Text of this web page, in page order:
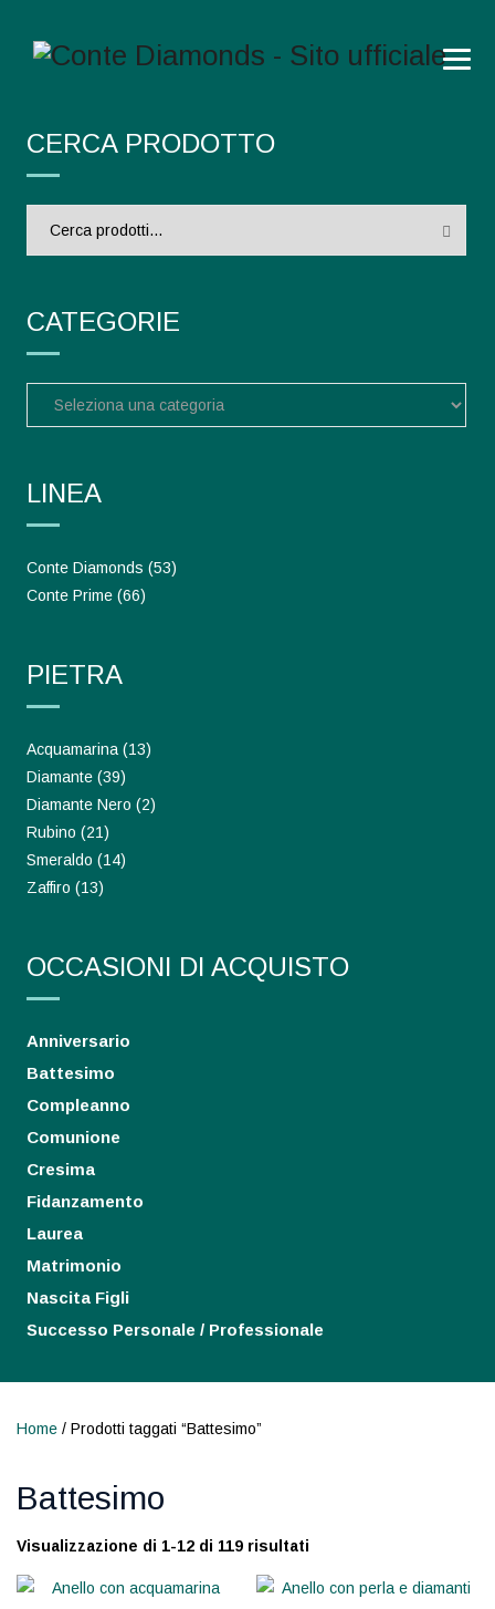
Home / Prodotti taggati “Battesimo”
Battesimo
Visualizzazione di 1-12 di 119 risultati
CERCA PRODOTTO
CATEGORIE
LINEA
Conte Diamonds (53)
Conte Prime (66)
PIETRA
Acquamarina (13)
Diamante (39)
Diamante Nero (2)
Rubino (21)
Smeraldo (14)
Zaffiro (13)
OCCASIONI DI ACQUISTO
Anniversario
Battesimo
Compleanno
Comunione
Cresima
Fidanzamento
Laurea
Matrimonio
Nascita Figli
Successo Personale / Professionale